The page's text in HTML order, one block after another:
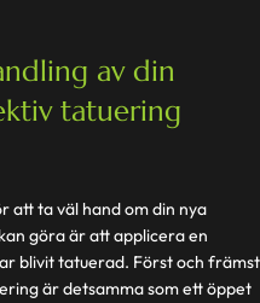
av din
tatuering
att ta väl hand om din nya
göra är att applicera en
blivit tatuerad. Först och främst
är detsamma som ett öppet